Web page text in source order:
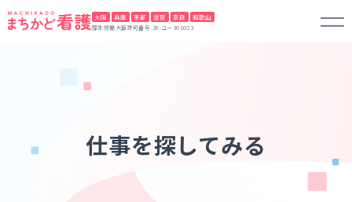
大阪 兵庫 京都 滋賀 奈良 和歌山
厚生労働大臣許可番号 28-ユー301023
仕事を探してみる